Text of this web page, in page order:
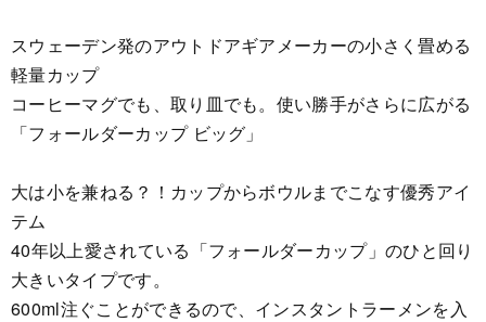
スウェーデン発のアウトドアギアメーカーの小さく畳める
軽量カップ
コーヒーマグでも、取り皿でも。使い勝手がさらに広がる
「フォールダーカップ ビッグ」
大は小を兼ねる？！カップからボウルまでこなす優秀アイ
テム
40年以上愛されている「フォールダーカップ」のひと回り
大きいタイプです。
600ml注ぐことができるので、インスタントラーメンを入